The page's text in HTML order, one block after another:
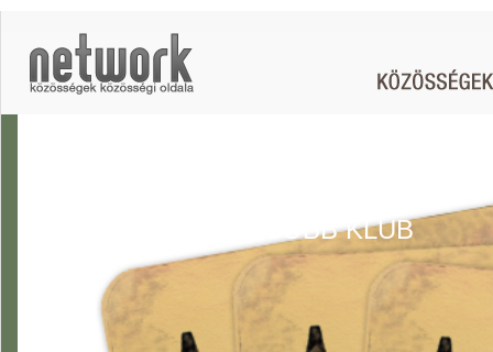
LEGJOBB KLUB